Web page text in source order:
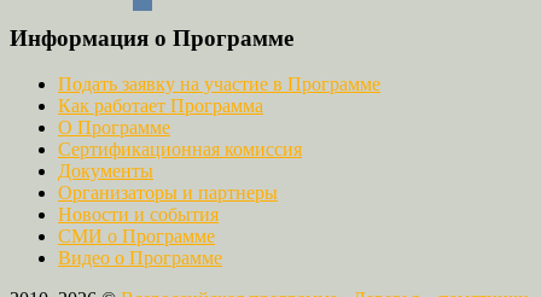
Информация о Программе
Подать заявку на участие в Программе
Как работает Программа
О Программе
Сертификационная комиссия
Документы
Организаторы и партнеры
Новости и события
СМИ о Программе
Видео о Программе